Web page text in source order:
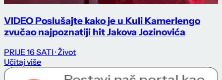
VIDEO Poslušajte kako je u Kuli Kamerlengo
zvučao najpoznatiji hit Jakova Jozinovića
PRIJE 16 SATI · Život
Učitaj više